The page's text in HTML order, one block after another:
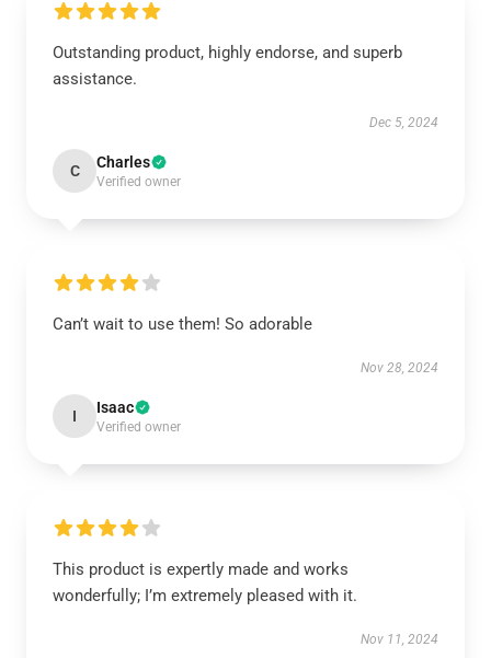
Outstanding product, highly endorse, and superb
assistance.
Dec 5, 2024
C Charles
Verified owner
Can’t wait to use them! So adorable
Nov 28, 2024
I Isaac
Verified owner
This product is expertly made and works
wonderfully; I’m extremely pleased with it.
Nov 11, 2024